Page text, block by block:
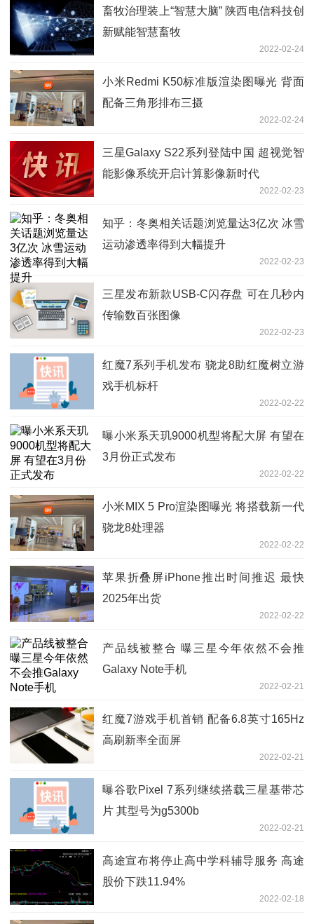
畜牧治理装上“智慧大脑” 陕西电信科技创
新赋能智慧畜牧
2022-02-24
小米Redmi K50标准版渲染图曝光 背面
配备三角形排布三摄
2022-02-24
三星Galaxy S22系列登陆中国 超视觉智
能影像系统开启计算影像新时代
2022-02-23
知乎：冬奥相关话题浏览量达3亿次 冰雪
运动渗透率得到大幅提升
2022-02-23
三星发布新款USB-C闪存盘 可在几秒内
传输数百张图像
2022-02-23
红魔7系列手机发布 骁龙8助红魔树立游
戏手机标杆
2022-02-22
曝小米系天玑9000机型将配大屏 有望在
3月份正式发布
2022-02-22
小米MIX 5 Pro渲染图曝光 将搭载新一代
骁龙8处理器
2022-02-22
苹果折叠屏iPhone推出时间推迟 最快
2025年出货
2022-02-22
产品线被整合 曝三星今年依然不会推
Galaxy Note手机
2022-02-21
红魔7游戏手机首销 配备6.8英寸165Hz
高刷新率全面屏
2022-02-21
曝谷歌Pixel 7系列继续搭载三星基带芯
片 其型号为g5300b
2022-02-21
高途宣布将停止高中学科辅导服务 高途
股价下跌11.94%
2022-02-18